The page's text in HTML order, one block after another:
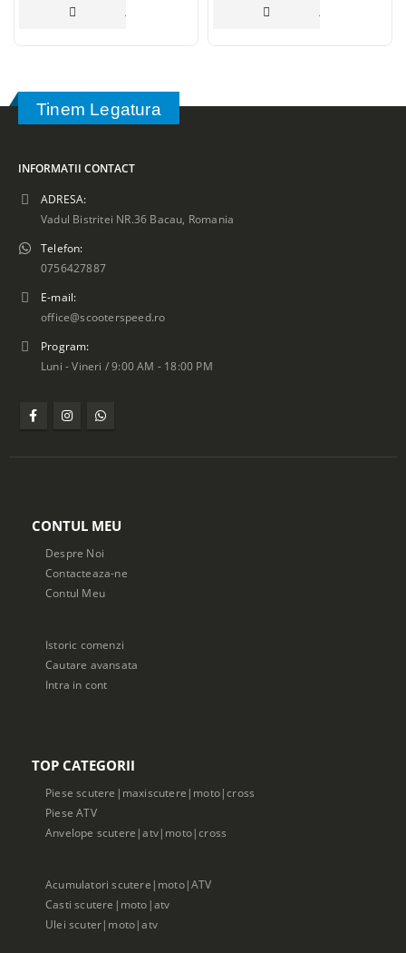
ADAUGĂ ÎN COȘ ADAUGĂ ÎN COȘ
Tinem Legatura
INFORMATII CONTACT
ADRESA:
Vadul Bistritei NR.36 Bacau, Romania
Telefon:
0756427887
E-mail:
office@scooterspeed.ro
Program:
Luni - Vineri / 9:00 AM - 18:00 PM
CONTUL MEU
Despre Noi
Contacteaza-ne
Contul Meu
Istoric comenzi
Cautare avansata
Intra in cont
TOP CATEGORII
Piese scutere|maxiscutere|moto|cross
Piese ATV
Anvelope scutere|atv|moto|cross
Acumulatori scutere|moto|ATV
Casti scutere|moto|atv
Ulei scuter|moto|atv